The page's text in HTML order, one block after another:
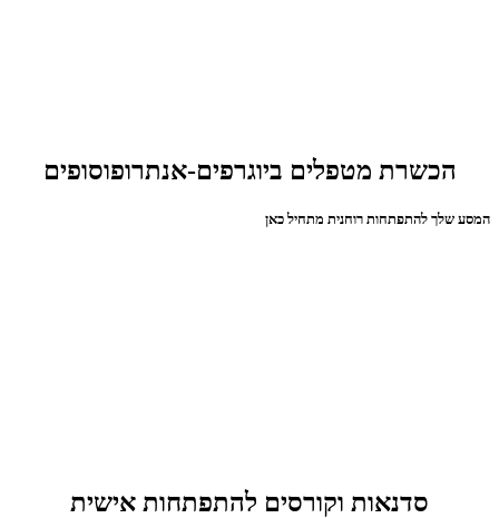
הכשרת מטפלים ביוגרפים-אנתרופוסופים
המסע שלך להתפתחות רוחנית מתחיל כאן
סדנאות וקורסים להתפתחות אישית